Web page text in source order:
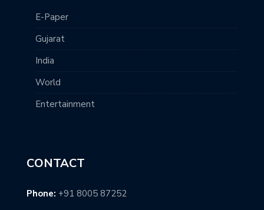
E-Paper
Gujarat
India
World
Entertainment
CONTACT
Phone: +91 8005 87252